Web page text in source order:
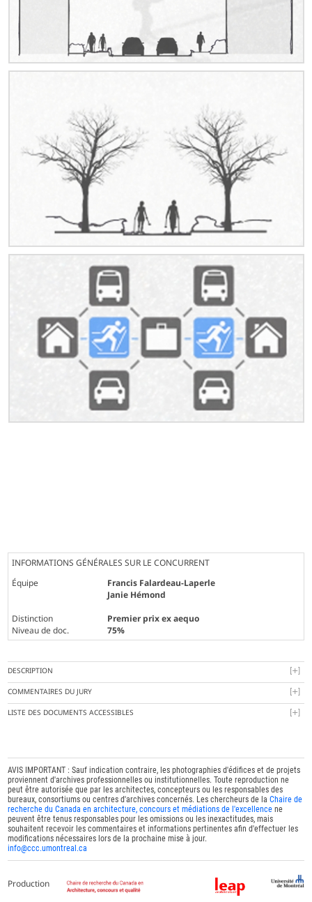
INFORMATIONS GÉNÉRALES SUR LE CONCURRENT
Équipe
Francis Falardeau-Laperle
Janie Hémond
Distinction
Premier prix ex aequo
Niveau de doc.
75%
DESCRIPTION
COMMENTAIRES DU JURY
LISTE DES DOCUMENTS ACCESSIBLES
AVIS IMPORTANT : Sauf indication contraire, les photographies d'édifices et de projets
proviennent d'archives professionnelles ou institutionnelles. Toute reproduction ne
peut être autorisée que par les architectes, concepteurs ou les responsables des
bureaux, consortiums ou centres d'archives concernés. Les chercheurs de laChaire de
recherche du Canada en architecture, concours et médiations de l'excellence ne
peuvent être tenus responsables pour les omissions ou les inexactitudes, mais
souhaitent recevoir les commentaires et informations pertinentes afin d'effectuer les
modifications nécessaires lors de la prochaine mise à jour.
info@ccc.umontreal.ca
Production